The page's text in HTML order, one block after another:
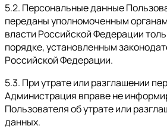
5.2. Персональные данные
переданы уполномоченным
власти Российской Федерации
порядке, установленным
Российской Федерации.
5.3. При утрате или разглашении
Администрация вправе не
Пользователя об утрате или
данных.